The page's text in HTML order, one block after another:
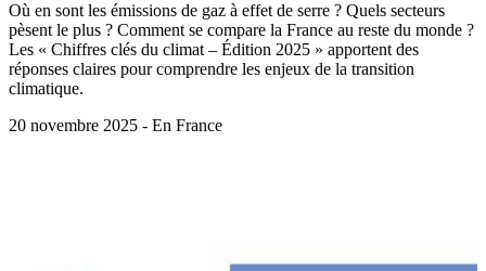
Où en sont les émissions de gaz à effet de serre ? Quels secteurs
pèsent le plus ? Comment se compare la France au reste du monde ?
Les « Chiffres clés du climat – Édition 2025 » apportent des
réponses claires pour comprendre les enjeux de la transition
climatique.
20 novembre 2025 - En France